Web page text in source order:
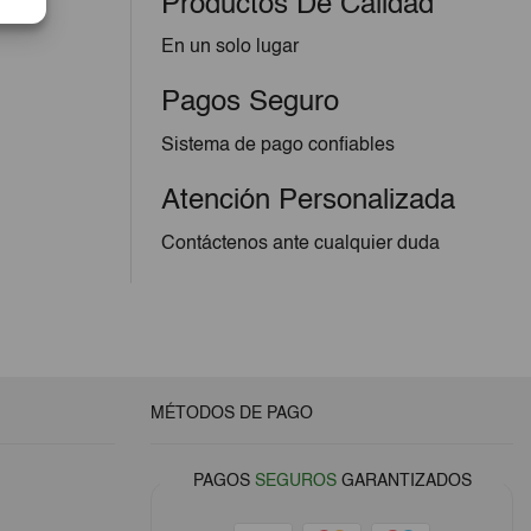
En un solo lugar
Pagos Seguro
Sistema de pago confiables
Atención Personalizada
Contáctenos ante cualquier duda
MÉTODOS DE PAGO
PAGOS SEGUROSGARANTIZADOS